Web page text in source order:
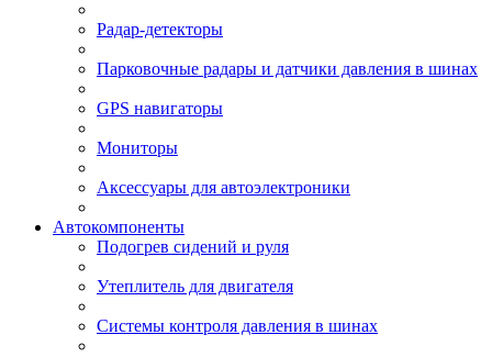
Радар-детекторы
Парковочные радары и датчики давления в шинах
GPS навигаторы
Мониторы
Аксессуары для автоэлектроники
Автокомпоненты
Подогрев сидений и руля
Утеплитель для двигателя
Системы контроля давления в шинах